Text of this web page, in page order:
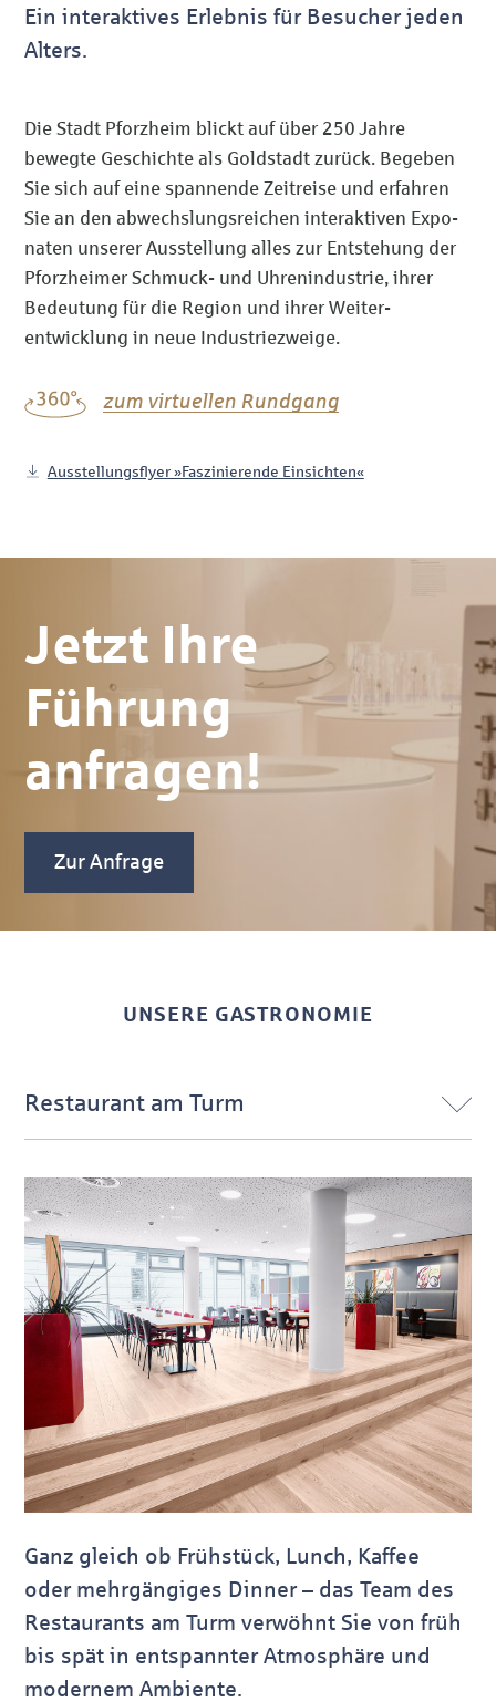
Ein inter­aktives Erlebnis für Besucher jeden
Alters.
Die Stadt Pforzheim blickt auf über 250 Jahre
bewegte Geschichte als Gold­stadt zurück. Begeben
Sie sich auf eine span­nende Zeitreise und erfahren
Sie an den abwechs­lungs­reichen inter­aktiven Expo­
naten unserer Aus­stel­lung alles zur Entstehung der
Pforz­heimer Schmuck- und Uhren­industrie, ihrer
Bedeutung für die Region und ihrer Weiter­
entwicklung in neue Industriezweige.
zum virtuellen Rundgang
Ausstellungsflyer »Faszinierende Einsichten«
Jetzt Ihre
Führung
anfragen!
Zur Anfrage
UNSERE GASTRONOMIE
Restaurant am Turm
Ganz gleich ob Frühstück, Lunch, Kaffee
oder mehr­gängiges Dinner – das Team des
Restaurants am Turm verwöhnt Sie von früh
bis spät in entspannter Atmosphäre und
modernem Ambiente.